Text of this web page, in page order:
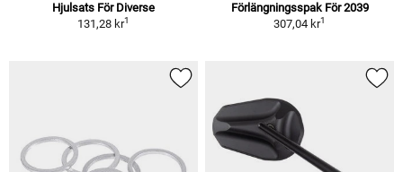
Hjulsats För Diverse
131,28 kr1
Förlängningsspak För 2039
307,04 kr1